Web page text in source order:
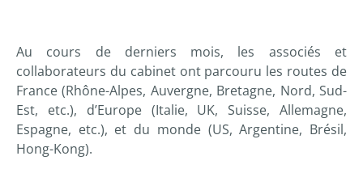
Au cours de derniers mois, les associés et
collaborateurs du cabinet ont parcouru les routes de
France (Rhône-Alpes, Auvergne, Bretagne, Nord, Sud-
Est, etc.), d’Europe (Italie, UK, Suisse, Allemagne,
Espagne, etc.), et du monde (US, Argentine, Brésil,
Hong-Kong).